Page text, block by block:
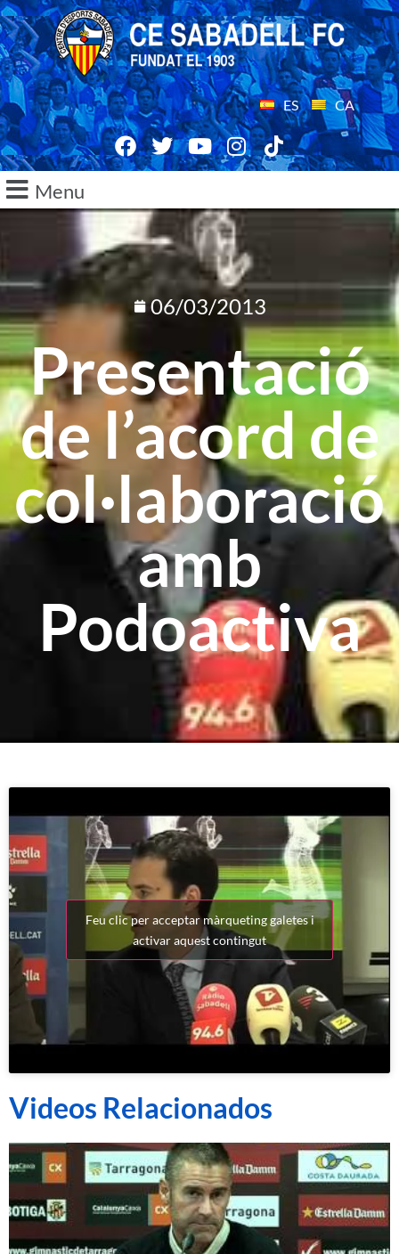
ES CA
Menu
06/03/2013
Presentació
de l’acord de
col·laboració
amb
Podoactiva
Feu clic per acceptar màrqueting galetes i
activar aquest contingut
Videos Relacionados